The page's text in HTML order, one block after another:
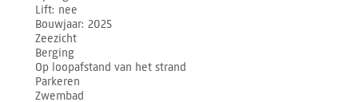
Lift nee
Bouwjaar 2025
Zeezicht
Berging
Op loopafstand van het strand
Parkeren
Zwembad